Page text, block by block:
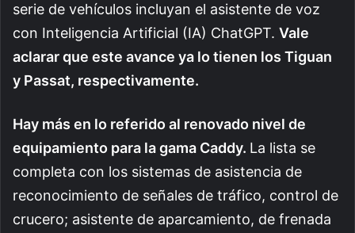
serie de vehículos incluyan el asistente de voz
con Inteligencia Artificial (IA) ChatGPT. Vale
aclarar que este avance ya lo tienen los Tiguan
y Passat, respectivamente.
Hay más en lo referido al renovado nivel de
equipamiento para la gama Caddy. La lista se
completa con los sistemas de asistencia de
reconocimiento de señales de tráfico, control de
crucero; asistente de aparcamiento, de frenada